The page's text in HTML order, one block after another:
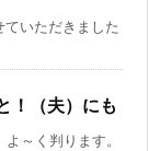
いただきました
！（夫）にも
～く判ります。